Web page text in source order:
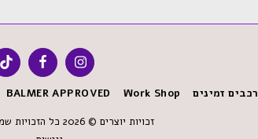
רכבים זמינים Work Shop
BALMER APPROVED
זכויות יוצרים © 2026 כל הזכויות שמורות -